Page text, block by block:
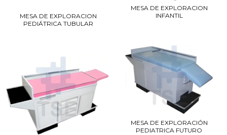
MESA DE EXPLORACION
PEDIÁTRICA TUBULAR
MESA DE EXPLORACION
INFANTIL
MESA DE EXPLORACIÓN
PEDIATRICA FUTURO